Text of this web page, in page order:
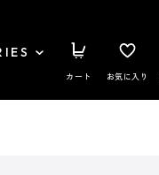
カート お気に入り